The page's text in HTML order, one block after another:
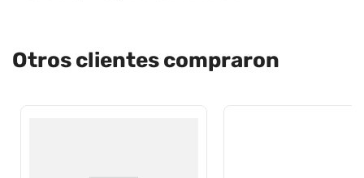
Otros clientes compraron